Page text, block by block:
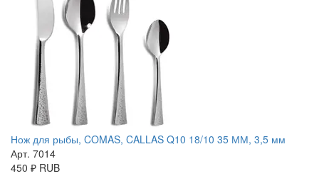
Нож для рыбы, COMAS, CALLAS Q10 18/10 35 ММ, 3,5 мм
Арт. 7014
450 ₽ RUB